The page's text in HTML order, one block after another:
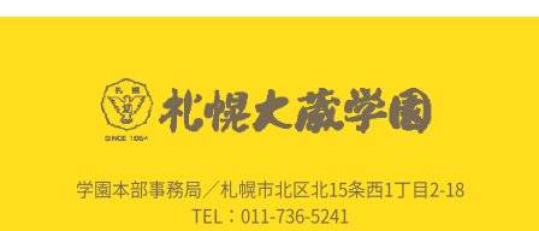
学園本部事務局／札幌市北区北15条西1丁目2-18
TEL：011-736-5241